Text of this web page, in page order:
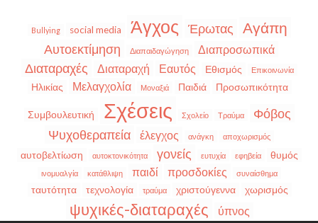
Bullying social media Άγχος Έρωτας Αγάπη
Αυτοεκτίμηση Διαπαιδαγώγηση Διαπροσωπικά
Διαταραχές Διαταραχή Εαυτός Εθισμός Επικοινωνία
Ηλικίας Μελαγχολία Μοναξιά Παιδιά Προσωπικότητα
Συμβουλευτική Σχέσεις Σχολείο Τραύμα
Φόβος
Ψυχοθεραπεία
έλεγχος ανάγκη αποχωρισμός
αυτοβελτίωση αυτοκτονικότητα γονείς ευτυχία εφηβεία θυμός
ινομυαλγία κατάθλιψη παιδί προσδοκίες συναίσθημα
ταυτότητα τεχνολογία τραύμα χριστούγεννα χωρισμός
ψυχικές-διαταραχές ύπνος